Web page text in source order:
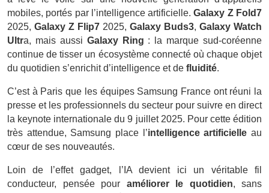
mobiles, portés par l’intelligence artificielle. Galaxy Z Fold7
2025, Galaxy Z Flip7 2025, Galaxy Buds3, Galaxy Watch
Ultra, mais aussi Galaxy Ring : la marque sud-coréenne
continue de tisser un écosystème connecté où chaque objet
du quotidien s’enrichit d’intelligence et de fluidité.
C’est à Paris que les équipes Samsung France ont réuni la
presse et les professionnels du secteur pour suivre en direct
la keynote internationale du 9 juillet 2025. Pour cette édition
très attendue, Samsung place l’intelligence artificielle au
cœur de ses nouveautés.
Loin de l’effet gadget, l’IA devient ici un véritable fil
conducteur, pensée pour améliorer le quotidien, sans